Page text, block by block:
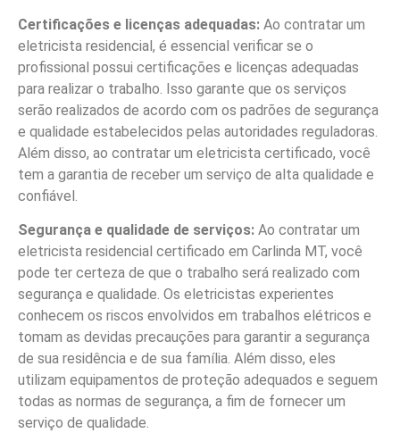
Certificações e licenças adequadas: Ao contratar um
eletricista residencial, é essencial verificar se o
profissional possui certificações e licenças adequadas
para realizar o trabalho. Isso garante que os serviços
serão realizados de acordo com os padrões de segurança
e qualidade estabelecidos pelas autoridades reguladoras.
Além disso, ao contratar um eletricista certificado, você
tem a garantia de receber um serviço de alta qualidade e
confiável.
Segurança e qualidade de serviços: Ao contratar um
eletricista residencial certificado em Carlinda MT, você
pode ter certeza de que o trabalho será realizado com
segurança e qualidade. Os eletricistas experientes
conhecem os riscos envolvidos em trabalhos elétricos e
tomam as devidas precauções para garantir a segurança
de sua residência e de sua família. Além disso, eles
utilizam equipamentos de proteção adequados e seguem
todas as normas de segurança, a fim de fornecer um
serviço de qualidade.